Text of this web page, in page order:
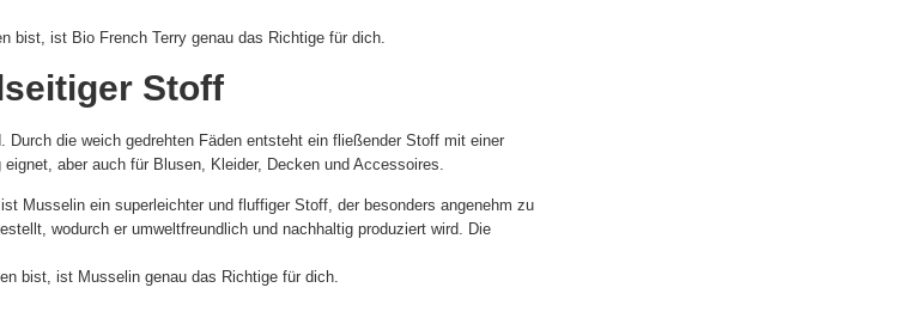
bist, ist Bio French Terry genau das Richtige für dich.
Stoff
die weich gedrehten Fäden entsteht ein fließender Stoff mit einer
aber auch für Blusen, Kleider, Decken und Accessoires.
Musselin ein superleichter und fluffiger Stoff, der besonders angenehm zu
wodurch er umweltfreundlich und nachhaltig produziert wird. Die
bist, ist Musselin genau das Richtige für dich.